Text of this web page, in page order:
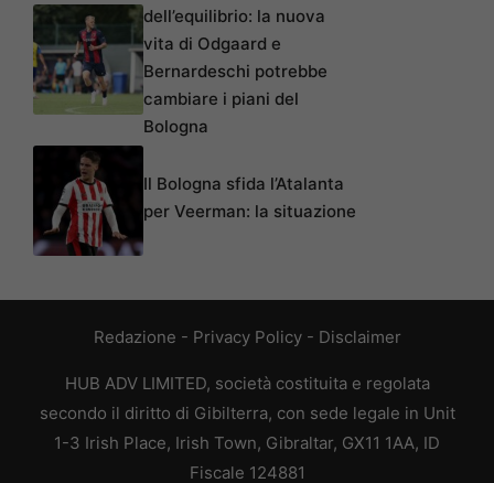
dell’equilibrio: la nuova
vita di Odgaard e
Bernardeschi potrebbe
cambiare i piani del
Bologna
Il Bologna sfida l’Atalanta
per Veerman: la situazione
Redazione - Privacy Policy- Disclaimer
HUB ADV LIMITED, società costituita e regolata
secondo il diritto di Gibilterra, con sede legale in Unit
1-3 Irish Place, Irish Town, Gibraltar, GX11 1AA, ID
Fiscale 124881